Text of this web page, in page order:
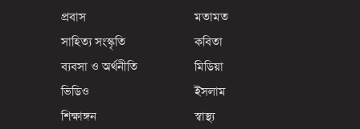
প্রবাস
মতামত
সাহিত্য সংস্কৃতি
কবিতা
ব্যবসা ও অর্থনীতি
মিডিয়া
ভিডিও
ইসলাম
শিক্ষাঙ্গন
স্বাস্থ্য